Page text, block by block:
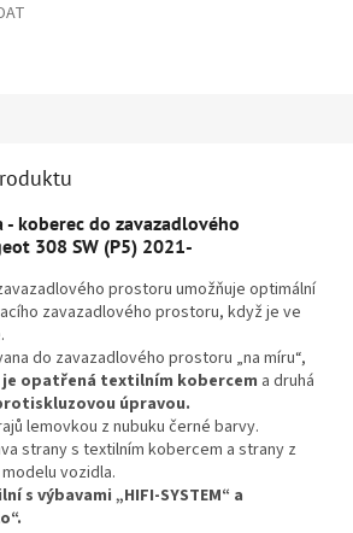
koberec do zavazadlového
308 SW (P5) 2021-
prostoru umožňuje optimální
zavazadlového prostoru, když je ve
do zavazadlového prostoru „na míru“,
opatřená textilním kobercem a druhá
úpravou.
lemovkou z nubuku černé barvy.
strany s textilním kobercem a strany z
vozidla.
s výbavami „HIFI-SYSTEM“ a